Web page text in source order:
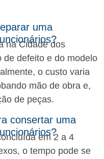
uma
na Cidade dos
de defeito e do modelo
o custo varia
mão de obra e,
de peças.
consertar uma
em 2 a 4
o tempo pode se